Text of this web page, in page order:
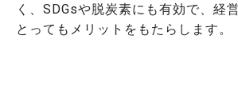
く、SDGsや脱炭素にも有効で、経
とってもメリットをもたらします。